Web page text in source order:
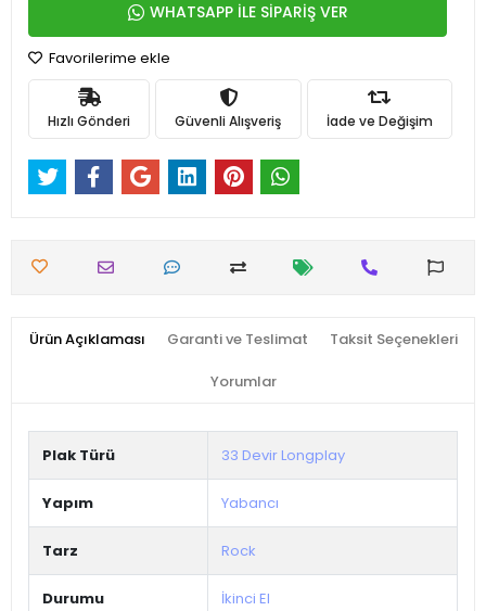
WHATSAPP İLE SİPARİŞ VER
Favorilerime ekle
Hızlı Gönderi Güvenli Alışveriş İade ve Değişim
Ürün Açıklaması Garanti ve Teslimat Taksit Seçenekleri
Yorumlar
Plak Türü 33 Devir Longplay
Yapım Yabancı
Tarz Rock
Durumu İkinci El